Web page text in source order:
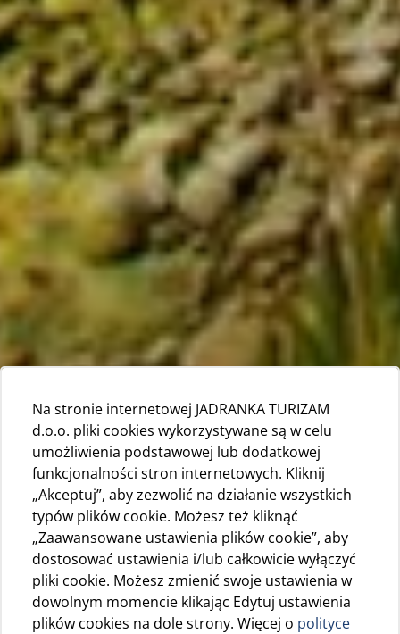
Na stronie internetowej JADRANKA TURIZAM
d.o.o. pliki cookies wykorzystywane są w celu
umożliwienia podstawowej lub dodatkowej
funkcjonalności stron internetowych. Kliknij
„Akceptuj”, aby zezwolić na działanie wszystkich
typów plików cookie. Możesz też kliknąć
„Zaawansowane ustawienia plików cookie”, aby
dostosować ustawienia i/lub całkowicie wyłączyć
pliki cookie. Możesz zmienić swoje ustawienia w
dowolnym momencie klikając Edytuj ustawienia
plików cookies na dole strony. Więcej o polityce